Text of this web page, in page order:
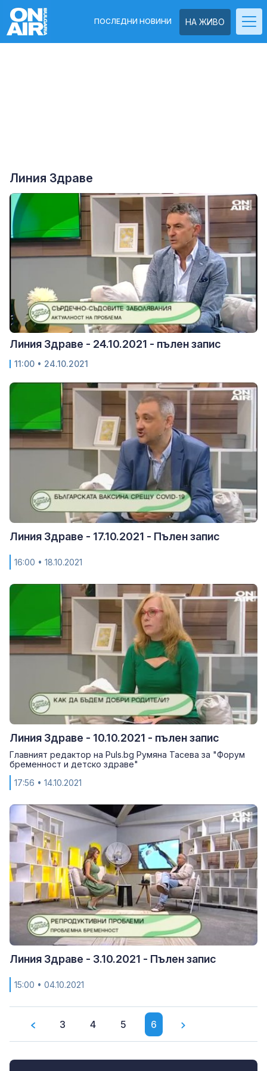
НА ЖИВО
ПОСЛЕДНИ НОВИНИ
Линия Здраве
Линия Здраве - 24.10.2021 - пълен запис
11:00 • 24.10.2021
Линия Здраве - 17.10.2021 - Пълен запис
16:00 • 18.10.2021
Линия Здраве - 10.10.2021 - пълен запис
Главният редактор на Puls.bg Румяна Тасева за "Форум
бременност и детско здраве"
17:56 • 14.10.2021
Линия Здраве - 3.10.2021 - Пълен запис
15:00 • 04.10.2021
3 4 5 6